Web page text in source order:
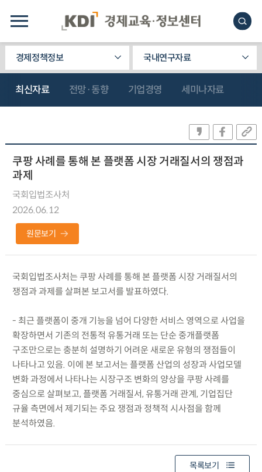
경제정책정보 국내연구자료
최신자료 전망·동향 기업경영 세미나자료
쿠팡 사례를 통해 본 플랫폼 시장 거래질서의 쟁점과
과제
국회입법조사처
2026.06.12
원문보기
국회입법조사처는 쿠팡 사례를 통해 본 플랫폼 시장 거래질서의
쟁점과 과제를 살펴본 보고서를 발표하였다.
- 최근 플랫폼이 중개 기능을 넘어 다양한 서비스 영역으로 사업을
확장하면서 기존의 전통적 유통거래 또는 단순 중개플랫폼
구조만으로는 충분히 설명하기 어려운 새로운 유형의 쟁점들이
나타나고 있음. 이에 본 보고서는 플랫폼 산업의 성장과 사업모델
변화 과정에서 나타나는 시장구조 변화의 양상을 쿠팡 사례를
중심으로 살펴보고, 플랫폼 거래질서, 유통거래 관계, 기업집단
규율 측면에서 제기되는 주요 쟁점과 정책적 시사점을 함께
분석하였음.
목록보기